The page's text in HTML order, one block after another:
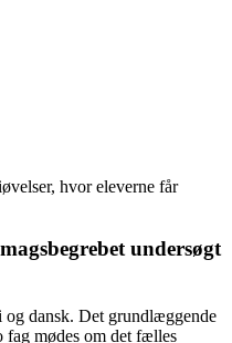
hvor eleverne får
undersøgt
dansk. Det grundlæggende
fag mødes om det fælles